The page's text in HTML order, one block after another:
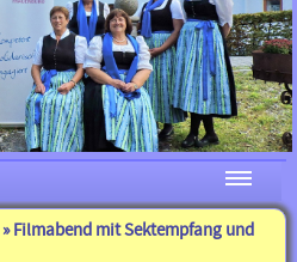
» Filmabend mit Sektempfang und